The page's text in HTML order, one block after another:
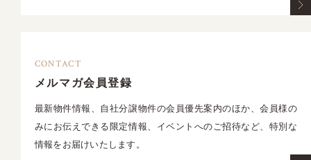
CONTACT
メルマガ会員登録
最新物件情報、自社分譲物件の会員優先案内のほか、会員様の
みにお伝えできる限定情報、イベントへのご招待など、特別な
情報をお届けいたします。